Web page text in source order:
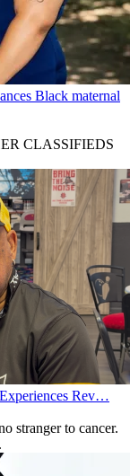
Black maternal
CLASSIFIEDS
Rev…
stranger to cancer.